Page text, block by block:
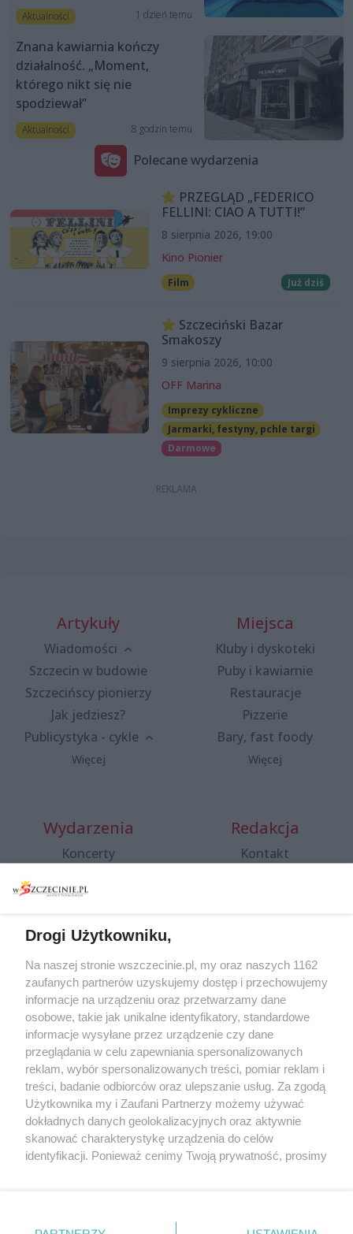
Aktualności 1 dzień temu
Znana kawiarnia kończy
działalność. „Moment,
którego nikt się nie
spodziewał”
Aktualności 8 godzin temu
Polecane wydarzenia
PRZEGLĄD „FEDERICO
FELLINI: CIAO A TUTTI!”
8 sierpnia 2026, 19:00
Kino Pionier
Film Już dziś
Szczeciński Bazar
Smakoszy
9 sierpnia 2026, 10:00
OFF Marina
Imprezy cykliczne
Jarmarki, festyny, pchle targi
Darmowe
Artykuły
Wiadomości
Szczecin w budowie
Szczecińscy pionierzy
Jak jedziesz?
Publicystyka - cykle
Więcej
Miejsca
Kluby i dyskoteki
Puby i kawiarnie
Restauracje
Pizzerie
Bary, fast foody
Więcej
Wydarzenia
Koncerty
Spacery i oprowadzania
targi
Wernisaże
Więcej
Redakcja
Kontakt
Specjalny koncert z okazji
20. urodzin portalu
wSzczecinie.pl
Regulamin konkursów
śniadaniówka "Hej
Szczecin! Jest piątek!"
Partnerzy
Praca Szczecin
Drogi Użytkowniku,
Na naszej stronie wszczecinie.pl, my oraz naszych 1162
zaufanych partnerów uzyskujemy dostęp i przechowujemy
informacje na urządzeniu oraz przetwarzamy dane
osobowe, takie jak unikalne identyfikatory, standardowe
informacje wysyłane przez urządzenie czy dane
przeglądania w celu zapewniania spersonalizowanych
reklam, wybór spersonalizowanych treści, pomiar reklam i
treści, badanie odbiorców oraz ulepszanie usług. Za zgodą
Użytkownika my i Zaufani Partnerzy możemy używać
dokładnych danych geolokalizacyjnych oraz aktywnie
skanować charakterystykę urządzenia do celów
identyfikacji. Ponieważ cenimy Twoją prywatność, prosimy
prywatności znajdujący się w lewym dolnym rogu strony